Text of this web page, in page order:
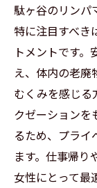
駄ヶ谷のリンパ
特に注目すべき
トメントです
え、体内の老廃
むくみを感じる
クゼーションを
るため、プライ
ます。仕事帰り
女性にとって最